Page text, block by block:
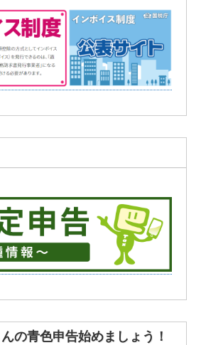
の青色申告始めましょう！